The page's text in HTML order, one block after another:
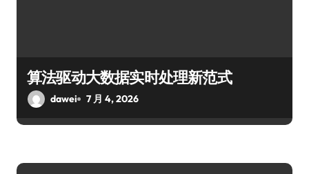
算法驱动大数据实时处理新范式
dawei 7 月 4, 2026